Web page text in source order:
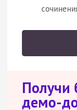
Получи
демо-